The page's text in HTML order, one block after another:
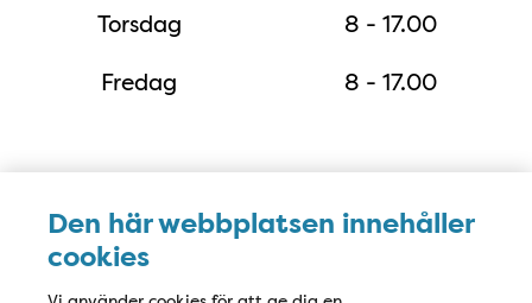
Den här webbplatsen innehåller
cookies
Torsdag
8 - 17.00
Fredag
8 - 17.00
Karta vårdcentralen Google Maps